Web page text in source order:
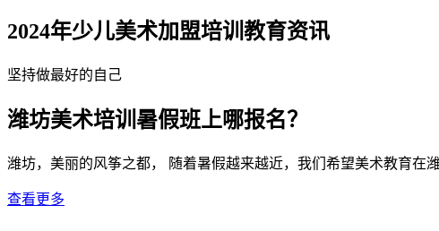
2024年少儿美术加盟培训教育资讯
坚持做最好的自己
潍坊美术培训暑假班上哪报名？
潍坊，美丽的风筝之都， 随着暑假越来越近，我们希望美术教育在
查看更多